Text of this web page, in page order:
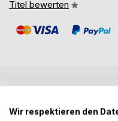
Titel bewerten
Wir respektieren den